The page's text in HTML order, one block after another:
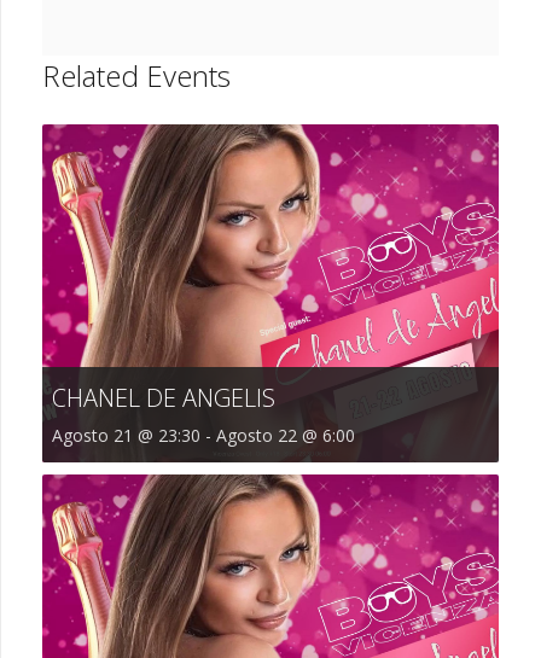
Related Events
CHANEL DE ANGELIS
Agosto 21 @ 23:30 - Agosto 22 @ 6:00